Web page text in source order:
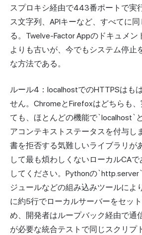
スプロキシ経由で443番ポートで実
ス文字列、APIキーなど、すべてに
る。Twelve-Factor Appのドキュメ
よりも古いが、今でもシステム停止
な方法である。
ルール4：localhostでのHTTPSはも
せん。ChromeとFirefoxはどちらも
ても、ほとんどの機能で`localhost`
アコンテキストステータスを付与し
書を拒否する気難しいライブラリが
して最も煩わしくないローカルCA
してください。Pythonの
ジュールなどの組み込みツールによ
に約5行でローカルサーバーをセッ
め、開発者はループバック経由で通
が必要な統合テストで同じスクリプ